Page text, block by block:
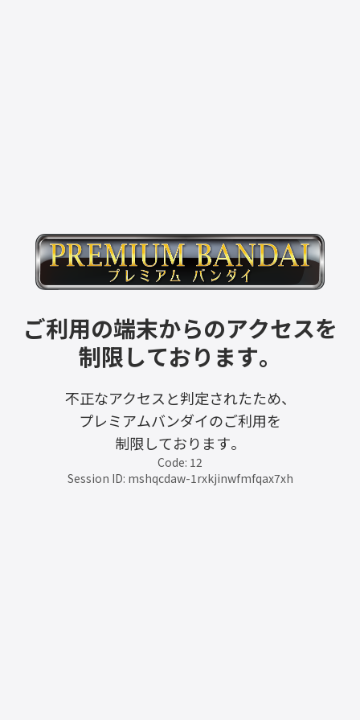
ご利用の端末からのアクセスを
制限しております。
不正なアクセスと判定されたため、
プレミアムバンダイのご利用を
制限しております。
Code: 12
Session ID: mshqcdaw-1rxkjinwfmfqax7xh